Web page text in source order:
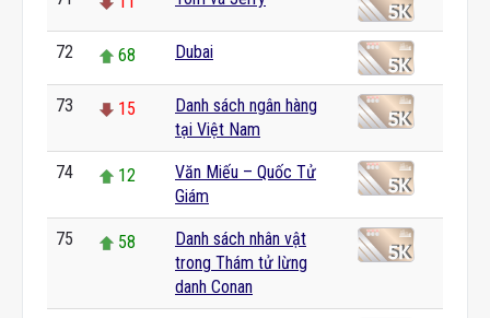
72 68 Dubai
73 15
Danh sách ngân hàng
tại Việt Nam
74 12
Văn Miếu – Quốc Tử
Giám
75 58
Danh sách nhân vật
trong Thám tử lừng
danh Conan